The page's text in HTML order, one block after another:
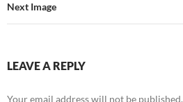
Next Image
LEAVE A REPLY
Your email address will not be published.